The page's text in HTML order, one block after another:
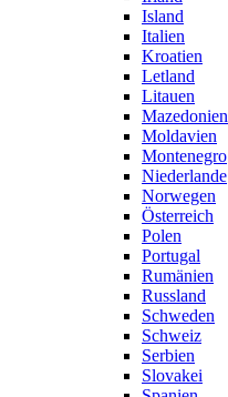
Island
Italien
Kroatien
Letland
Litauen
Mazedonien
Moldavien
Montenegro
Niederlande
Norwegen
Österreich
Polen
Portugal
Rumänien
Russland
Schweden
Schweiz
Serbien
Slovakei